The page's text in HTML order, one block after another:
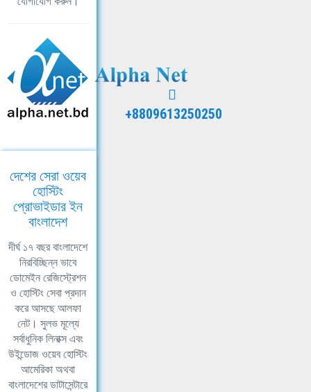
+8809613250250
দেশের সেরা ওয়েব
হোস্টিং
প্রোভাইডার ইন
বাংলাদেশ
দীর্ঘ ১৭ বছর বাংলাদেশে
নিরবিচ্ছিন্ন ভাবে
ডোমেইন রেজিস্ট্রেশন
ও হোস্টিং সেবা প্রদান
করে আসছে আলফা
নেট। সুলভ মূল্যে
সর্বাধুনিক লিনাক্স এবং
উইন্ডোজ ওয়েব হোস্টিং
আমেরিকা অথবা
বাংলাদেশের ডাটাসেন্টারে